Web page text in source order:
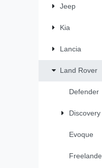
Jeep
Kia
Lancia
Land Rover
Defender
Discovery
Evoque